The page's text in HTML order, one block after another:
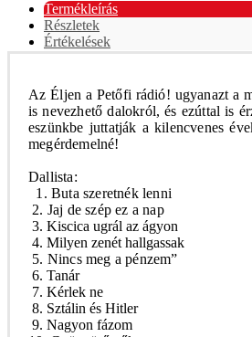
Termékleírás
Részletek
Értékelések
AzÉljen a Petőfi rádió! ugyanazt a
is nevezhető dalokról, és ezúttal is
eszünkbe juttatják a kilencvenes
megérdemelné!
Dallista:
1. Buta szeretnék lenni
2. Jaj de szép ez a nap
3. Kiscica ugrál az ágyon
4. Milyen zenét hallgassak
5. Nincs meg a pénzem”
6. Tanár
7. Kérlek ne
8. Sztálin és Hitler
9. Nagyon fázom